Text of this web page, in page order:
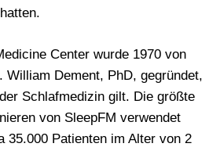
Center wurde 1970 von
William Dement, PhD, gegründet,
Schlafmedizin gilt. Die größte
von SleepFM verwendet
35.000 Patienten im Alter von 2